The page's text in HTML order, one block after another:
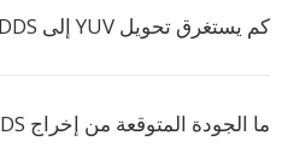
كم يستغرق تحويل YUV إلى DDS؟
ما الجودة المتوقعة من إخراج DDS؟